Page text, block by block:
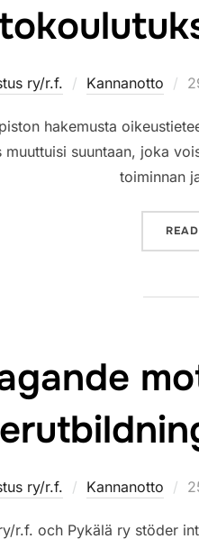
ry/r.f. Kannanotto
hakemusta
suuntaan, joka
toiminnan
ry/r.f. Kannanotto
r.f. och Pykälä ry stöder